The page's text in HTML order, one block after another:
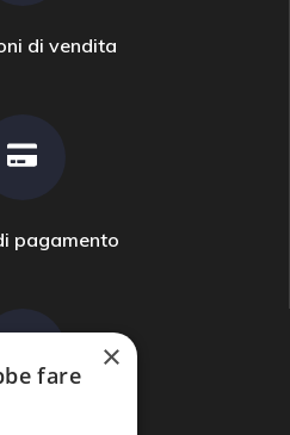
di vendita
pagamento
×
fare